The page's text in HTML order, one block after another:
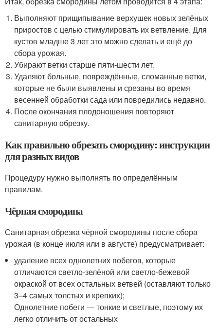
Выполняют прищипывание верхушек новых зелёных
приростов с целью стимулировать их ветвление. Для
кустов младше 3 лет это можно сделать и ещё до
сбора урожая.
Убирают ветки старше пяти-шести лет.
Удаляют больные, повреждённые, сломанные ветки,
которые не были выявлены и срезаны во время
весенней обработки сада или повредились недавно.
После окончания плодоношения повторяют
санитарную обрезку.
Как правильно обрезать смородину: инструкции
для разных видов
Процедуру нужно выполнять по определённым
правилам.
Чёрная смородина
Санитарная обрезка чёрной смородины после сбора
урожая (в конце июля или в августе) предусматривает:
удаление всех однолетних побегов, которые
отличаются светло-зелёной или светло-бежевой
окраской от всех остальных ветвей (оставляют только
3–4 самых толстых и крепких);
Однолетние побеги — тонкие и светлые, поэтому их
легко отличить от остальных